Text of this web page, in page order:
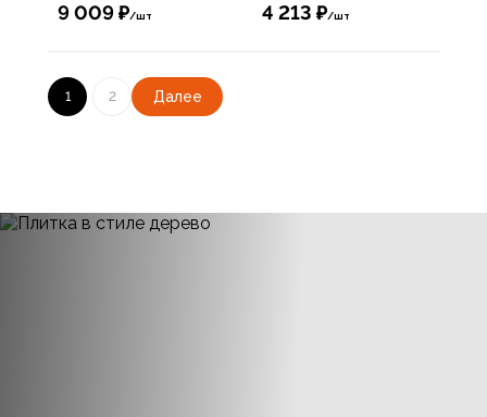
9 009 ₽/шт 4 213 ₽/шт
1 2 Далее